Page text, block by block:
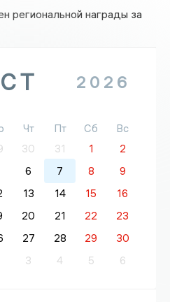
региональной награды за
2026
Чт Пт Сб
Вс
30 31 1
2
6 7 8
9
13 14 15
16
20 21 22
23
27 28 29
30
3 4 5 6